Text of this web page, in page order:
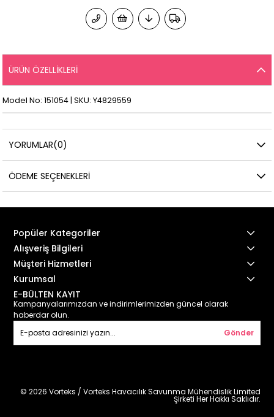
ÜRÜN ÖZELLIKLERI
Model No: 151054 | SKU: Y4829559
YORUMLAR(0)
ÖDEME SEÇENEKLERI
Popüler Kategoriler
Alışveriş Bilgileri
Müşteri Hizmetleri
Kurumsal
E-BÜLTEN KAYIT
Kampanyalarımızdan ve indirimlerimizden güncel olarak
haberdar olun.
Gönder
© 2026 Vorteks / Vorteks Havacılık Savunma Mühendislik Limited
Şirketi Her Hakkı Saklıdır.